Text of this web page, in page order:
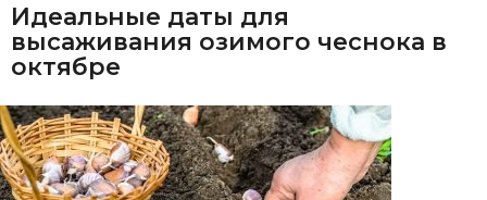
Идеальные даты для
высаживания озимого чеснока в
октябре